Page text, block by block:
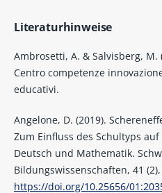
Literaturhinweise
Ambrosetti, A. & Salvisberg, M.
Centro competenze
educativi.
Angelone, D. (2019).
Zum Einfluss des Schultyps
Deutsch und Mathematik.
Bildungswissenschaften, 41 (2),
https://doi.org/10.25656/